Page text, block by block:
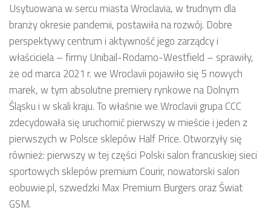
Usytuowana w sercu miasta Wroclavia, w trudnym dla
branży okresie pandemii, postawiła na rozwój. Dobre
perspektywy centrum i aktywność jego zarządcy i
właściciela – firmy Unibail-Rodamo-Westfield – sprawiły,
że od marca 2021 r. we Wroclavii pojawiło się 5 nowych
marek, w tym absolutne premiery rynkowe na Dolnym
Śląsku i w skali kraju. To właśnie we Wroclavii grupa CCC
zdecydowała się uruchomić pierwszy w mieście i jeden z
pierwszych w Polsce sklepów Half Price. Otworzyły się
również: pierwszy w tej części Polski salon francuskiej sieci
sportowych sklepów premium Courir, nowatorski salon
eobuwie.pl, szwedzki Max Premium Burgers oraz Świat
GSM.